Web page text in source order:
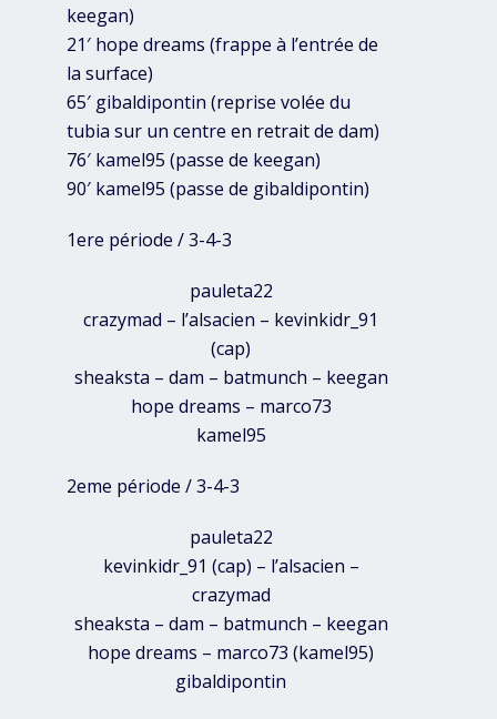
keegan)
21′ hope dreams (frappe à l’entrée de
la surface)
65′ gibaldipontin (reprise volée du
tubia sur un centre en retrait de dam)
76′ kamel95 (passe de keegan)
90′ kamel95 (passe de gibaldipontin)
1ere période / 3-4-3
pauleta22
crazymad – l’alsacien – kevinkidr_91
(cap)
sheaksta – dam – batmunch – keegan
hope dreams – marco73
kamel95
2eme période / 3-4-3
pauleta22
kevinkidr_91 (cap) – l’alsacien –
crazymad
sheaksta – dam – batmunch – keegan
hope dreams – marco73 (kamel95)
gibaldipontin